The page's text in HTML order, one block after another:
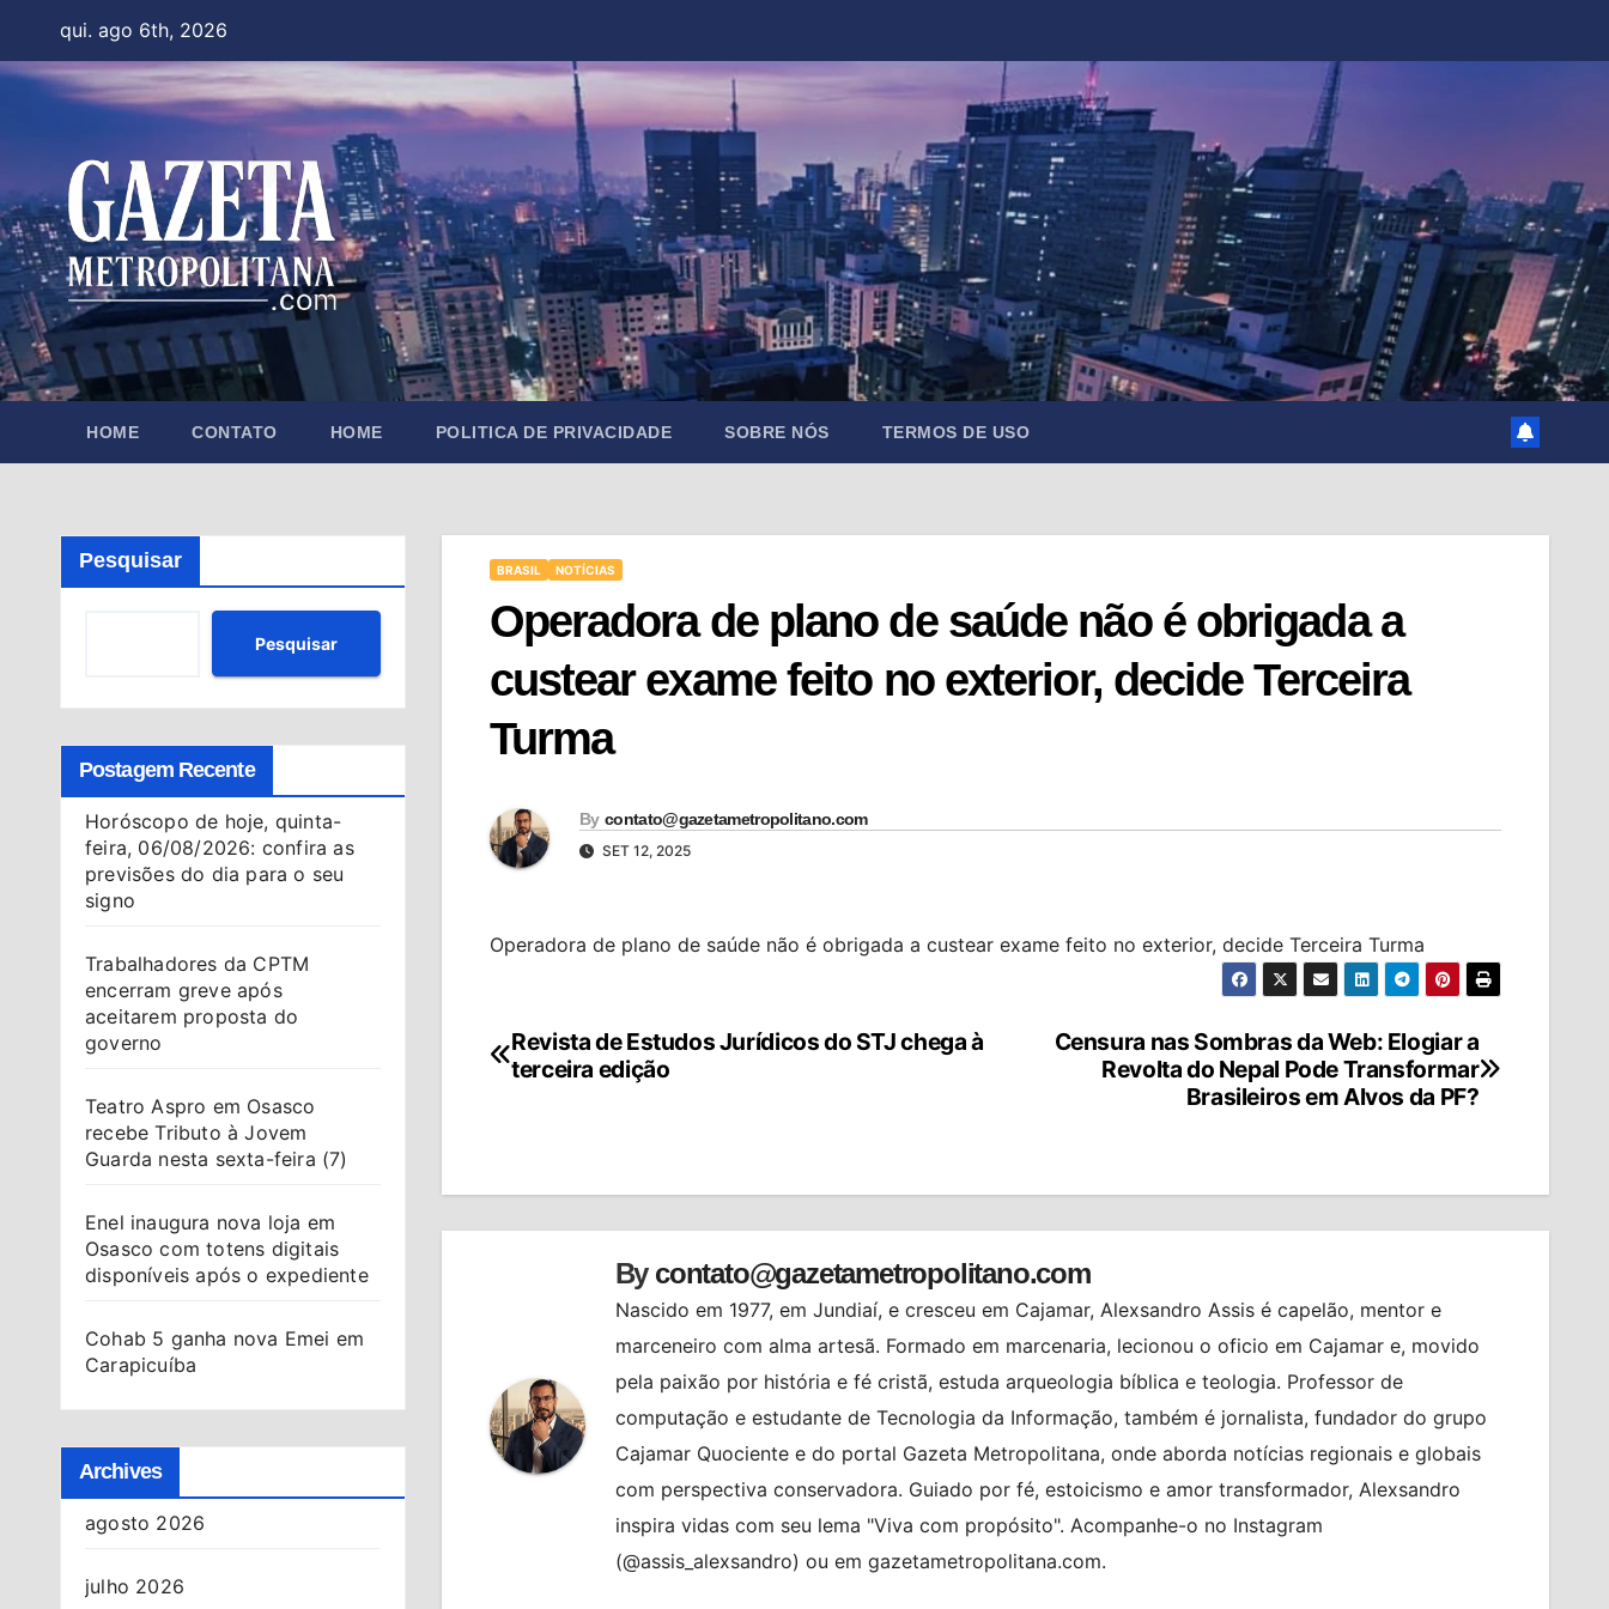
content
qui. ago 6th, 2026
HOME CONTATO HOME POLITICA DE PRIVACIDADE SOBRE NÓS TERMOS DE USO
Pesquisar
Pesquisar
Postagem Recente
Horóscopo de hoje, quinta-
feira, 06/08/2026: confira as
previsões do dia para o seu
signo
Trabalhadores da CPTM
encerram greve após
aceitarem proposta do
governo
Teatro Aspro em Osasco
recebe Tributo à Jovem
Guarda nesta sexta-feira (7)
Enel inaugura nova loja em
Osasco com totens digitais
disponíveis após o expediente
Cohab 5 ganha nova Emei em
Carapicuíba
Archives
agosto 2026
julho 2026
BRASIL NOTÍCIAS
Operadora de plano de saúde não é obrigada a
custear exame feito no exterior, decide Terceira
Turma
By contato@gazetametropolitano.com
SET 12, 2025
Operadora de plano de saúde não é obrigada a custear exame feito no exterior, decide Terceira Turma
Navegação
Censura nas Sombras da Web: Elogiar a
Revolta do Nepal Pode Transformar
Brasileiros em Alvos da PF?
Revista de Estudos Jurídicos do STJ chega à
terceira edição
By contato@gazetametropolitano.com
Nascido em 1977, em Jundiaí, e cresceu em Cajamar, Alexsandro Assis é capelão, mentor e
marceneiro com alma artesã. Formado em marcenaria, lecionou o oficio em Cajamar e, movido
pela paixão por história e fé cristã, estuda arqueologia bíblica e teologia. Professor de
computação e estudante de Tecnologia da Informação, também é jornalista, fundador do grupo
Cajamar Quociente e do portal Gazeta Metropolitana, onde aborda notícias regionais e globais
com perspectiva conservadora. Guiado por fé, estoicismo e amor transformador, Alexsandro
inspira vidas com seu lema "Viva com propósito". Acompanhe-o no Instagram
(@assis_alexsandro) ou em gazetametropolitana.com.